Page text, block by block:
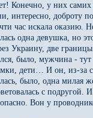
Конечно, у них
интересно, доброту
час искала оказию.
одна девушка, но
Украину, две
было, мужчина -
дети… И он, из-за
было, одна милая
с подругой.
Вон у